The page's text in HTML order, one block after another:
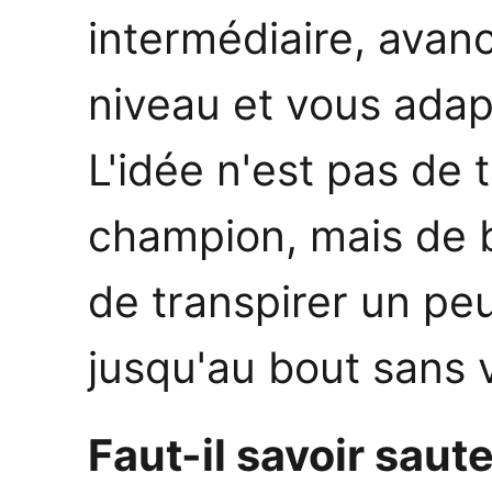
intermédiaire,
niveau et vous
L'idée n'est pas de
champion, mais de
de transpirer un
jusqu'au bout sans
Faut-il savoir